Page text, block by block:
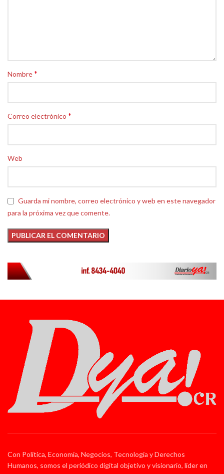
Nombre*
Correo electrónico *
Web
Guarda mi nombre, correo electrónico y web en este navegador
para la próxima vez que comente.
Con Política, Economía, Negocios, Tecnología y Derechos
Humanos, somos el periódico digital objetivo y visionario, líder en